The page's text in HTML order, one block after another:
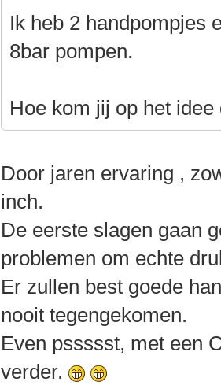
Ik heb 2 handpompjes
8bar pompen.
Hoe kom jij op het
Door jaren ervaring ,
inch.
De eerste slagen gaan
problemen om echte
Er zullen best goede
nooit tegengekomen.
Even pssssst, met een
verder.